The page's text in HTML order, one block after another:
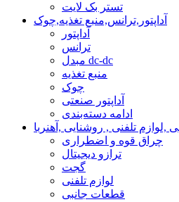
تستر بک لایت
آداپتور,ترانس,منبع تغذیه,چوک
آداپتور
ترانس
مبدل dc-dc
منبع تغذیه
چوک
آداپتور صنعتی
ادامه دسته‌بندی
,لوازم تلفنی , روشنایی ,آهنربا
چراق قوه و اضطراری
ترازو دیجیتال
گجت
لوازم تلفنی
قطعات جانبی